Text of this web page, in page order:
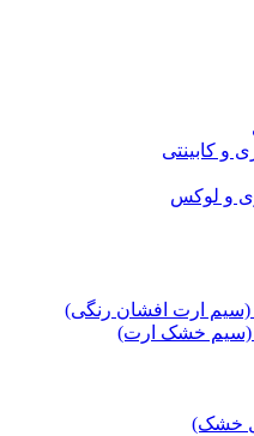
و کابینتی
و لوکس
ارت افشان رنگی)
(سیم خشک ارت)
خشک)